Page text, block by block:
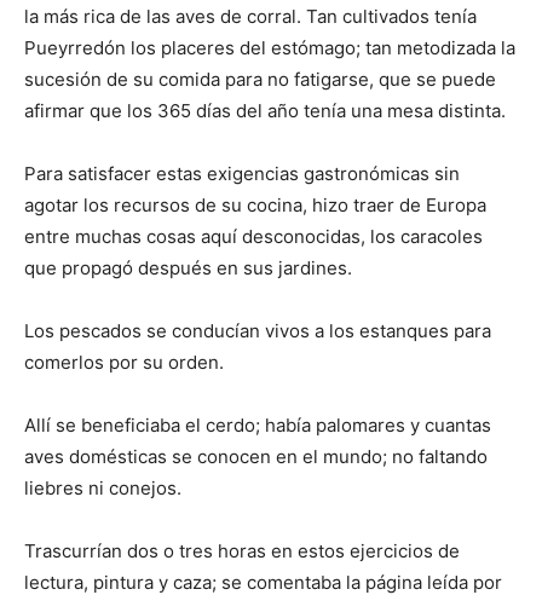
la más rica de las aves de corral. Tan cultivados tenía
Pueyrredón los placeres del estómago; tan metodizada la
sucesión de su comida para no fatigarse, que se puede
afirmar que los 365 días del año tenía una mesa distinta.
Para satisfacer estas exigencias gastronómicas sin
agotar los recursos de su cocina, hizo traer de Europa
entre muchas cosas aquí desconocidas, los caracoles
que propagó después en sus jardines.
Los pescados se conducían vivos a los estanques para
comerlos por su orden.
Allí se beneficiaba el cerdo; había palomares y cuantas
aves domésticas se conocen en el mundo; no faltando
liebres ni conejos.
Trascurrían dos o tres horas en estos ejercicios de
lectura, pintura y caza; se comentaba la página leída por